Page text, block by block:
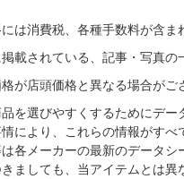
は消費税、各種手数料が含ま
載されている、記事・写真の
が店頭価格と異なる場合がご
を選びやすくするためにデー
により、これらの情報がす
各メーカーの最新のデータシ
ましても、当アイテムとは